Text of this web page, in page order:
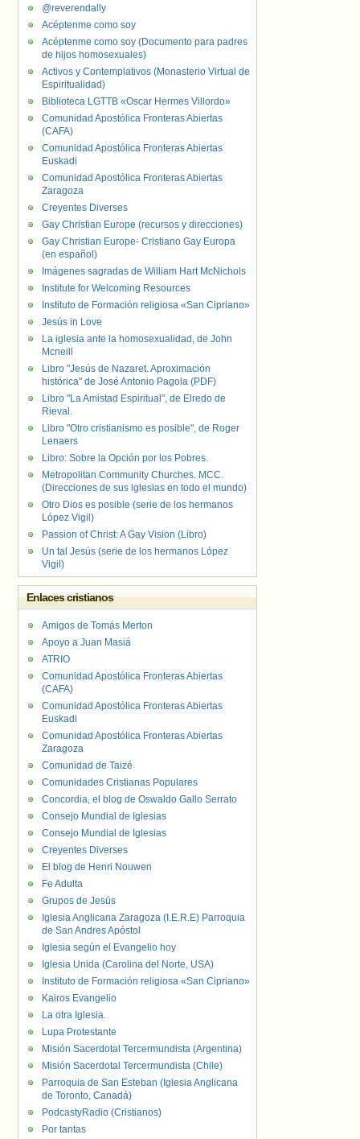
@reverendally
Acéptenme como soy
Acéptenme como soy (Documento para padres
de hijos homosexuales)
Activos y Contemplativos (Monasterio Virtual de
Espiritualidad)
Biblioteca LGTTB «Oscar Hermes Villordo»
Comunidad Apostólica Fronteras Abiertas
(CAFA)
Comunidad Apostólica Fronteras Abiertas
Euskadi
Comunidad Apostólica Fronteras Abiertas
Zaragoza
Creyentes Diverses
Gay Christian Europe (recursos y direcciones)
Gay Christian Europe- Cristiano Gay Europa
(en español)
Imágenes sagradas de William Hart McNichols
Institute for Welcoming Resources
Instituto de Formación religiosa «San Cipriano»
Jesús in Love
La iglesia ante la homosexualidad, de John
Mcneill
Libro "Jesús de Nazaret. Aproximación
histórica" de José Antonio Pagola (PDF)
Libro "La Amistad Espiritual", de Elredo de
Rieval.
Libro "Otro cristianismo es posible", de Roger
Lenaers
Libro: Sobre la Opción por los Pobres.
Metropolitan Community Churches. MCC.
(Direcciones de sus iglesias en todo el mundo)
Otro Dios es posible (serie de los hermanos
López Vigil)
Passion of Christ: A Gay Vision (Libro)
Un tal Jesús (serie de los hermanos López
Vigil)
Enlaces cristianos
Amigos de Tomás Merton
Apoyo a Juan Masiá
ATRIO
Comunidad Apostólica Fronteras Abiertas
(CAFA)
Comunidad Apostólica Fronteras Abiertas
Euskadi
Comunidad Apostólica Fronteras Abiertas
Zaragoza
Comunidad de Taizé
Comunidades Cristianas Populares
Concordia, el blog de Oswaldo Gallo Serrato
Consejo Mundial de Iglesias
Consejo Mundial de Iglesias
Creyentes Diverses
El blog de Henri Nouwen
Fe Adulta
Grupos de Jesús
Iglesia Anglicana Zaragoza (I.E.R.E) Parroquia
de San Andres Apóstol
Iglesia según el Evangelio hoy
Iglesia Unida (Carolina del Norte, USA)
Instituto de Formación religiosa «San Cipriano»
Kairos Evangelio
La otra Iglesia.
Lupa Protestante
Misión Sacerdotal Tercermundista (Argentina)
Misión Sacerdotal Tercermundista (Chile)
Parroquia de San Esteban (Iglesia Anglicana
de Toronto, Canadá)
PodcastyRadio (Cristianos)
Por tantas